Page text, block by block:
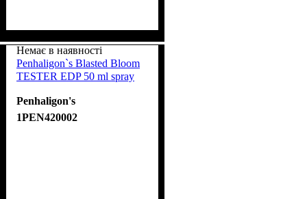
Немає в наявності
Penhaligon`s Blasted Bloom
TESTER EDP 50 ml spray
Penhaligon's
1PEN420002